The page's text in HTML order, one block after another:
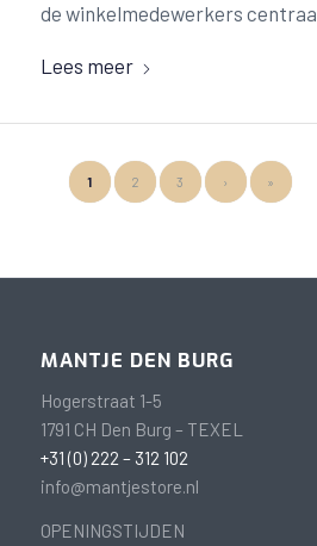
de winkelmedewerkers
Lees meer
1 2 3 › »
MANTJE DEN BURG
Hogerstraat 1-5
1791 CH Den Burg – TEXEL
+31 (0) 222 – 312 102
info@mantjestore.nl
OPENINGSTIJDEN